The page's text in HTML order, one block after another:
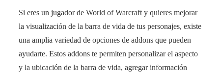
Si eres un jugador de World of Warcraft y quieres mejorar
la visualización de la barra de vida de tus personajes, existe
una amplia variedad de opciones de addons que pueden
ayudarte. Estos addons te permiten personalizar el aspecto
y la ubicación de la barra de vida, agregar información